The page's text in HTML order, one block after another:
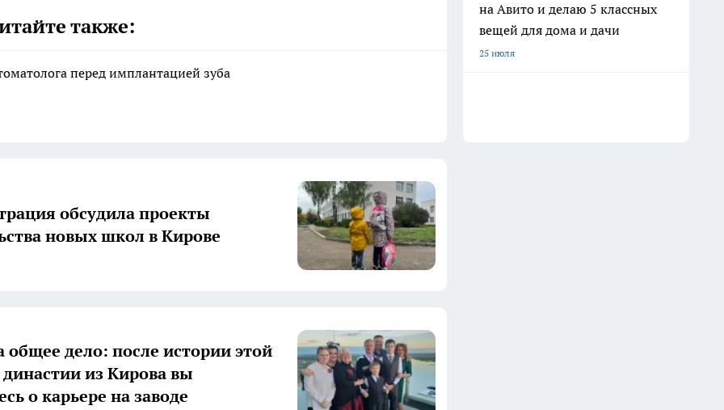
также:
перед имплантацией зуба
на Авито и делаю 5 классных
вещей для дома и дачи
25 июля
обсудила проекты
новых школ в Кирове
общее дело: после истории этой
из Кирова вы
о карьере на заводе